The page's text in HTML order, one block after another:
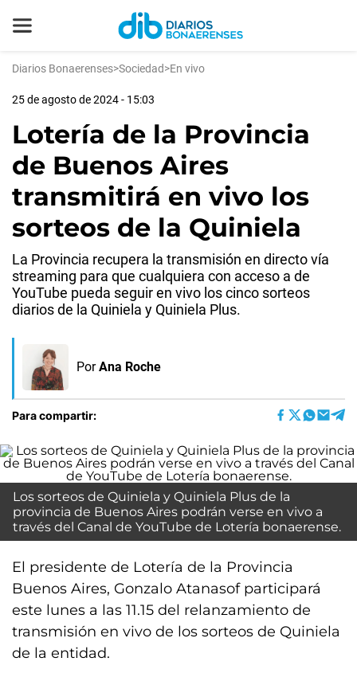
Diarios Bonaerenses>Sociedad>En vivo
25 de agosto de 2024 - 15:03
Lotería de la Provincia
de Buenos Aires
transmitirá en vivo los
sorteos de la Quiniela
La Provincia recupera la transmisión en directo vía
streaming para que cualquiera con acceso a de
YouTube pueda seguir en vivo los cinco sorteos
diarios de la Quiniela y Quiniela Plus.
Por Ana Roche
Para compartir:
Los sorteos de Quiniela y Quiniela Plus de la
provincia de Buenos Aires podrán verse en vivo a
través del Canal de YouTube de Lotería bonaerense.
El presidente de Lotería de la Provincia
Buenos Aires, Gonzalo Atanasof participará
este lunes a las 11.15 del relanzamiento de
transmisión en vivo de los sorteos de Quiniela
de la entidad.